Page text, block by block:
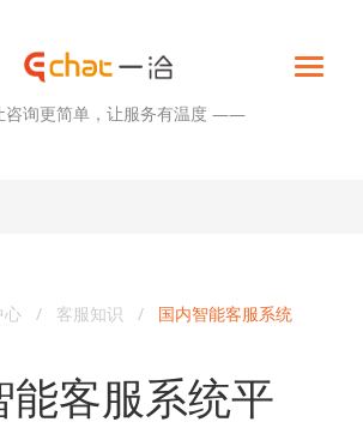
询更简单，让服务有温度 ——
心 / 客服知识 / 国内智能客服系统
能客服系统平